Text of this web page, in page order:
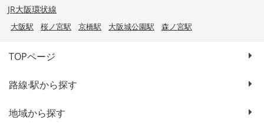
JR大阪環状線
大阪駅 桜ノ宮駅 京橋駅 大阪城公園駅 森ノ宮駅
TOPページ
路線·駅から探す
地域から探す